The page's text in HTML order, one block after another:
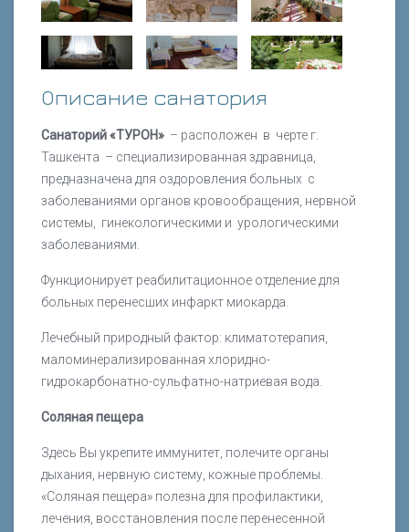
Описание санатория
Санаторий «ТУРОН» – расположен в черте г.
Ташкента – специализированная здравница,
предназначена для оздоровления больных с
заболеваниями органов кровообращения, нервной
системы, гинекологическими и урологическими
заболеваниями.
Функционирует реабилитационное отделение для
больных перенесших инфаркт миокарда.
Лечебный природный фактор: климатотерапия,
маломинерализированная хлоридно-
гидрокарбонатно-сульфатно-натриевая вода.
Соляная пещера
Здесь Вы укрепите иммунитет, полечите органы
дыхания, нервную систему, кожные проблемы.
«Соляная пещера» полезна для профилактики,
лечения, восстановления после перенесенной